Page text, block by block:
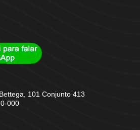
101 Conjunto 413
000